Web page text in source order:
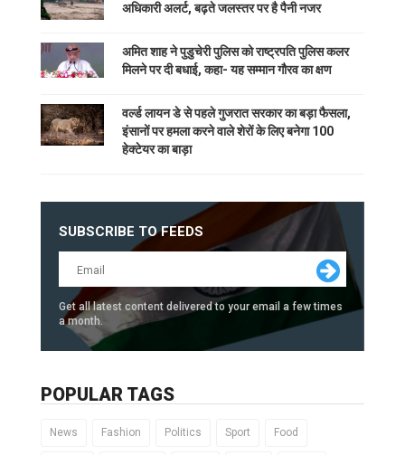
अधिकारी अलर्ट, बढ़ते जलस्तर पर है पैनी नजर
अमित शाह ने पुडुचेरी पुलिस को राष्ट्रपति पुलिस कलर
मिलने पर दी बधाई, कहा- यह सम्मान गौरव का क्षण
वर्ल्ड लायन डे से पहले गुजरात सरकार का बड़ा फैसला,
इंसानों पर हमला करने वाले शेरों के लिए बनेगा 100
हेक्टेयर का बाड़ा
SUBSCRIBE TO FEEDS
Get all latest content delivered to your email a few times
a month.
POPULAR TAGS
News Fashion Politics Sport Food